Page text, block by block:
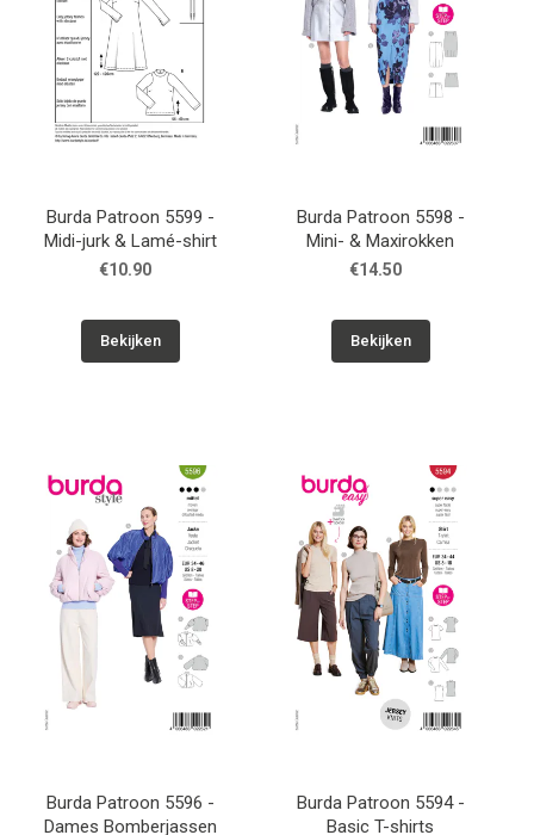
Burda Patroon 5599 -
Midi-jurk & Lamé-shirt
€10.90
Bekijken
Burda Patroon 5598 -
Mini- & Maxirokken
€14.50
Bekijken
Burda Patroon 5596 -
Dames Bomberjassen
Burda Patroon 5594 -
Basic T-shirts